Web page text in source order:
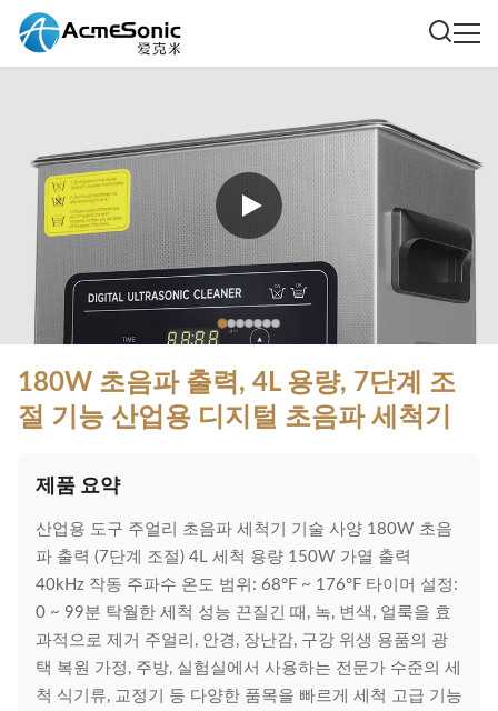
180W 초음파 출력, 4L 용량, 7단계 조
절 기능 산업용 디지털 초음파 세척기
제품 요약
산업용 도구 주얼리 초음파 세척기 기술 사양 180W 초음
파 출력 (7단계 조절) 4L 세척 용량 150W 가열 출력
40kHz 작동 주파수 온도 범위: 68°F ~ 176°F 타이머 설정:
0 ~ 99분 탁월한 세척 성능 끈질긴 때, 녹, 변색, 얼룩을 효
과적으로 제거 주얼리, 안경, 장난감, 구강 위생 용품의 광
택 복원 가정, 주방, 실험실에서 사용하는 전문가 수준의 세
척 식기류, 교정기 등 다양한 품목을 빠르게 세척 고급 기능